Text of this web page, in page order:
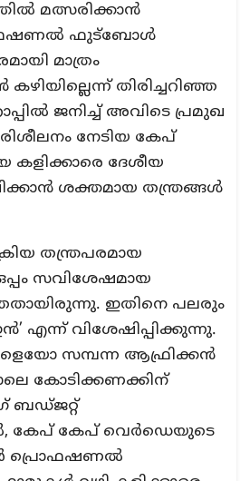
മത്സരിക്കാൻ
ഫുട്ബോൾ
മാത്രം
തിരിച്ചറിഞ്ഞ
ജനിച്ച് അവിടെ പ്രമുഖ
നേടിയ കേപ്
ദേശീയ
ശക്തമായ തന്ത്രങ്ങൾ
തന്ത്രപരമായ
സവിശേഷമായ
ഇതിനെ പലരും
എന്ന് വിശേഷിപ്പിക്കുന്നു.
സമ്പന്ന ആഫ്രിക്കൻ
കോടിക്കണക്കിന്
ബഡ്ജറ്റ്
കേപ് കേപ് വെർഡെയുടെ
പ്രൊഫഷണൽ